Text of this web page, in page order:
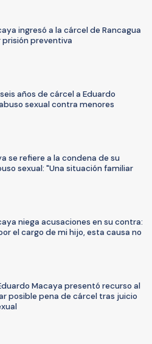
ingresó a la cárcel de Rancagua
preventiva
años de cárcel a Eduardo
sexual contra menores
se refiere a la condena de su
sexual: "Una situación familiar
niega acusaciones en su contra:
el cargo de mi hijo, esta causa no
Macaya presentó recurso al
posible pena de cárcel tras juicio